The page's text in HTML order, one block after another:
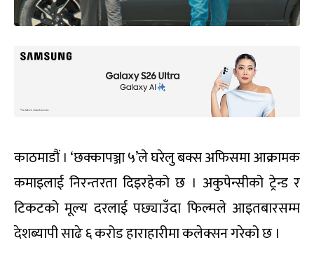
काठमाडौं । ‘छक्कापञ्जा ५’ले घरेलु बक्स अफिसमा आक्रामक
कमाइलाई निरन्तरता दिइरहेको छ । अकुपेन्सीको ट्रेन्ड र
टिकटको मूल्य दरलाई पछ्याउँदा फिल्मले आइतबारसम्म
देशब्यापी साढे ६ करोड हाराहारीमा कलेक्सन गरेको छ ।